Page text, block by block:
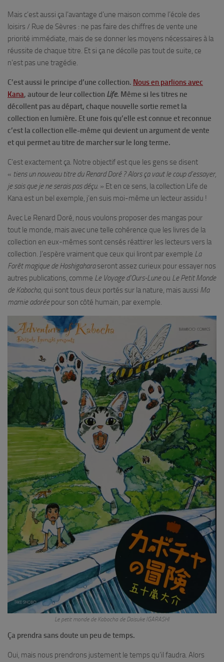
Mais c’est aussi ça l’avantage d’une maison comme l’école des
loisirs / Rue de Sèvres : ne pas faire des chiffres de vente une
priorité immédiate, mais de se donner les moyens nécessaires à la
réussite de chaque titre. Et si ça ne décolle pas tout de suite, ce
n’est pas une tragédie.
C’est aussi le principe d’une collection. Nous en parlions avec
Kana, autour de leur collection Life. Même si les titres ne
décollent pas au départ, chaque nouvelle sortie remet la
collection en lumière. Et une fois qu’elle est connue et reconnue
c’est la collection elle-même qui devient un argument de vente
et qui permet au titre de marcher sur le long terme.
C’est exactement ça. Notre objectif est que les gens se disent
« tiens un nouveau titre du Renard Doré ? Alors ça vaut le coup d’essayer,
je sais que je ne serais pas déçu. » Et en ce sens, la collection Life de
Kana est un bel exemple, j’en suis moi-même un lecteur assidu !
Avec Le Renard Doré, nous voulons proposer des mangas pour
tout le monde, mais avec une telle cohérence que les livres de la
collection en eux-mêmes sont censés réattirer les lecteurs vers la
collection. J’espère vraiment que ceux qui liront par exemple La
Forêt magique de Hoshigaharaseront assez curieux pour essayer nos
autres publications, comme Le Voyage d’Ours-Luneou Le Petit Monde
de Kabocha, qui sont tous deux portés sur la nature, mais aussi Ma
mamie adoréepour son côté humain, par exemple.
Le petit monde de Kabocha de Daisuke IGARASHI
Ça prendra sans doute un peu de temps.
Oui, mais nous prendrons justement le temps qu’il faudra. Alors